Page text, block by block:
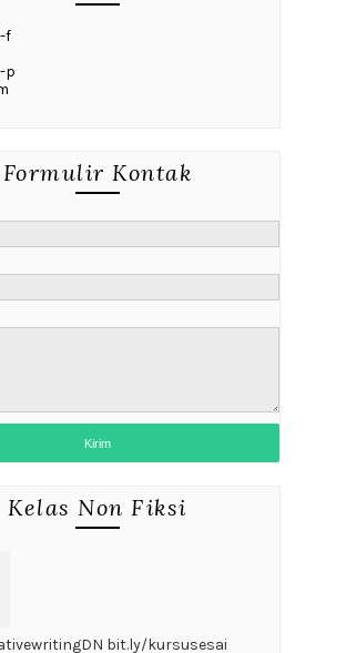
f
p
Formulir Kontak
Kelas Non Fiksi
bit.ly/kursusesai